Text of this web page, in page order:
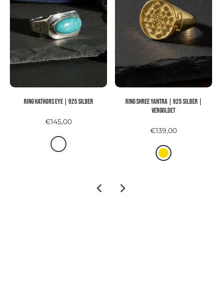
Ring HATHORS EYE | 925 Silber
€145,00
Ring SHREE YANTRA | 925 Silber |
vergoldet
€139,00